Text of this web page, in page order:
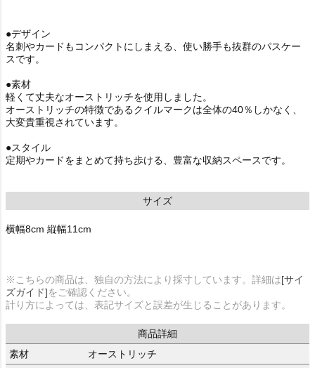
●デザイン
名刺やカードもコンパクトにしまえる、使い勝手も抜群のパスケー
スです。
●素材
軽くて丈夫なオーストリッチを使用しました。
オーストリッチの特徴であるクイルマークは全体の40％しかなく、
大変貴重視されています。
●スタイル
定期やカードをまとめて持ち歩ける、豊富な収納スペースです。
サイズ
横幅8cm 縦幅11cm
※こちらの商品は、独自の方法により採寸しています。詳細は[サイ
ズガイド]をご確認ください。
計り方によっては、表記サイズと誤差が生じることがあります。
商品詳細
素材
オーストリッチ